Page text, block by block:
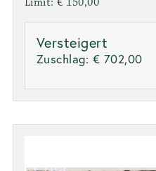
Versteigert
Zuschlag: € 702,00